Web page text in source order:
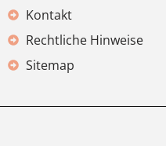
Kontakt
Rechtliche Hinweise
Sitemap